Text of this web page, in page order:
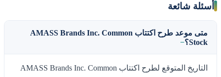
أسئلة شائعة
متى موعد طرح اكتتاب AMASS Brands Inc. Common
Stock؟
التاريخ المتوقع لطرح اكتتاب AMASS Brands Inc. Common